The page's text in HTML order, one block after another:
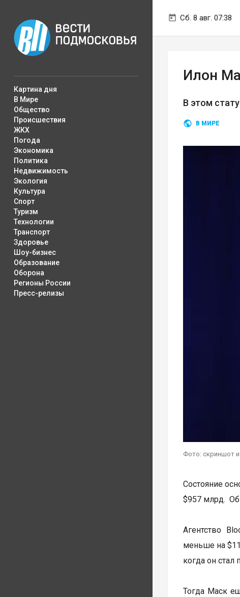
Сб. 8 авг. 07:38
Картина дня
В Мире
Общество
Происшествия
ЖКХ
Погода
Экономика
Политика
Недвижимость
Экология
Культура
Спорт
Туризм
Технологии
Транспорт
Здоровье
Шоу-бизнес
Образование
Оборона
Регионы России
Пресс-релизы
Илон
В этом
В МИРЕ
Фото: скриншот
Состояние
$957 млрд. Об
Агентство
меньше на
когда он стал
Тогда Маск